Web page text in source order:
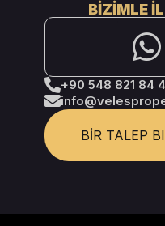
BIZIMLE
+90 548 821 84
BIR TALEP